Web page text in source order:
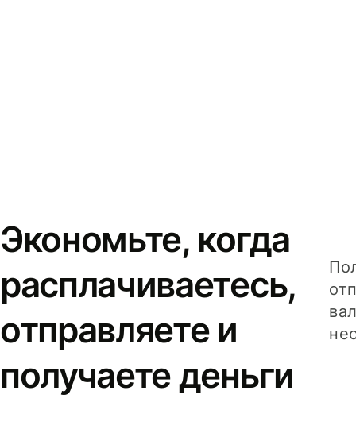
Экономьте, когда
расплачиваетесь,
отправляете и
получаете деньги